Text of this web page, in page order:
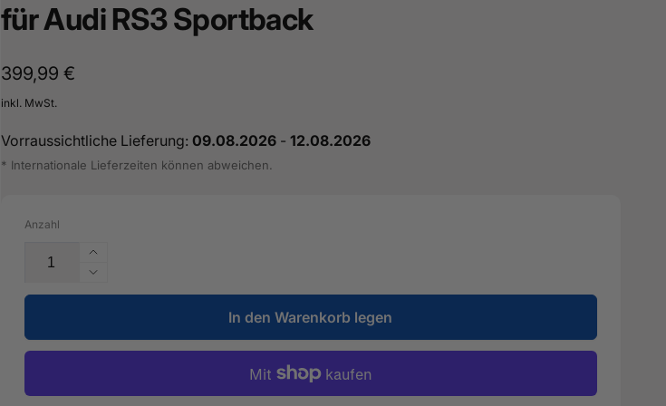
für Audi RS3 Sportback
Normaler
Preis
399,99 €
inkl. MwSt.
Vorraussichtliche Lieferung: 09.08.2026- 12.08.2026
* Internationale Lieferzeiten können abweichen.
Anzahl
Erhöhe
die
Menge
Unterholm
-
801
Verringere
die
für
Unterholm
5Q0
In den Warenkorb legen